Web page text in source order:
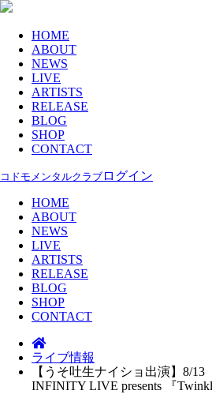
HOME
ABOUT
NEWS
LIVE
ARTISTS
RELEASE
BLOG
SHOP
CONTACT
コドモメンタルクラブ ログイン
HOME
ABOUT
NEWS
LIVE
ARTISTS
RELEASE
BLOG
SHOP
CONTACT
ライブ情報
【うそ吐生ナイショ出演】8/13
INFINITY LIVE presents 『